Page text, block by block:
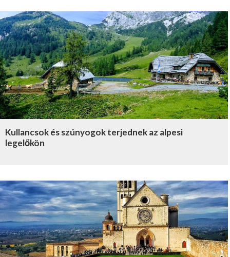
Kullancsok és szúnyogok terjednek az alpesi
legelőkön